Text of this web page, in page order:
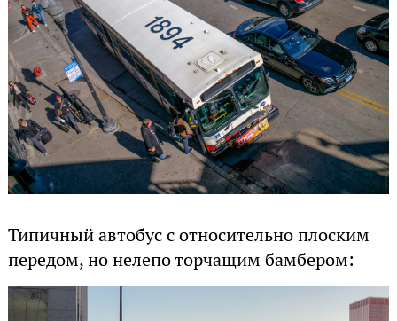
Типичный автобус с относительно плоским
передом, но нелепо торчащим бамбером: